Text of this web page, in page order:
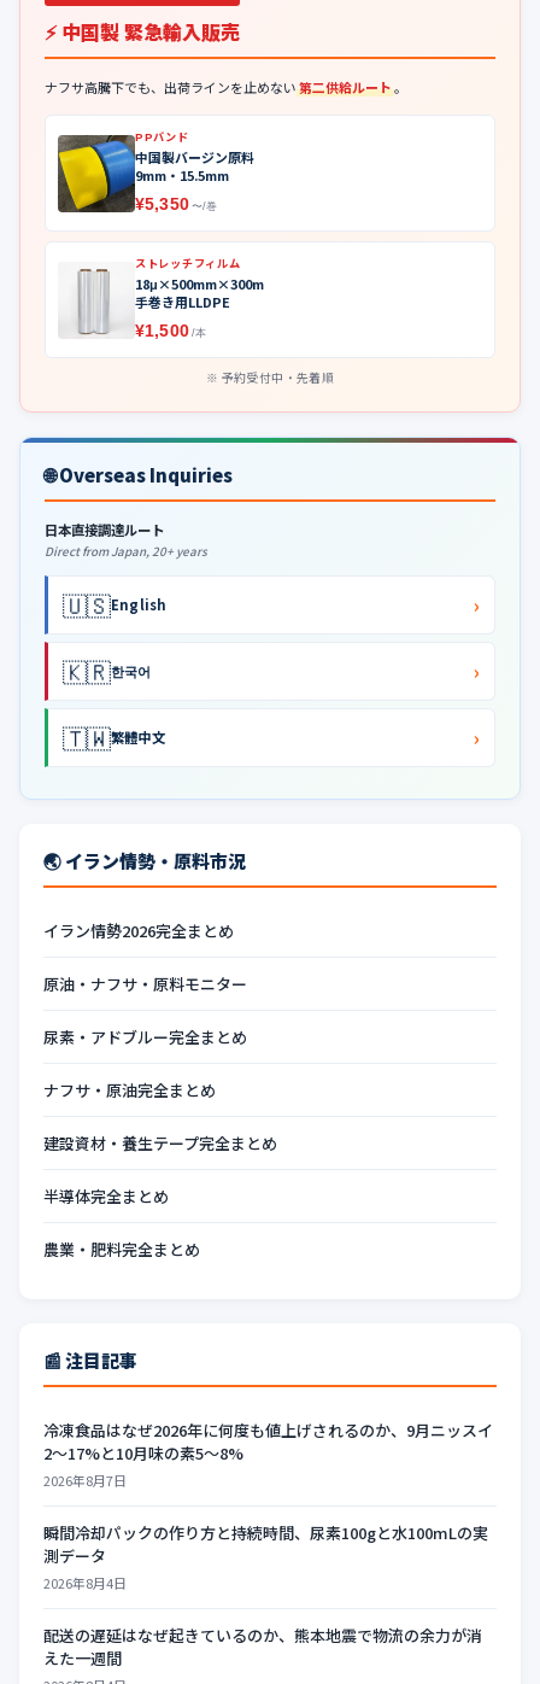
⚡ 中国製 緊急輸入販売
ナフサ高騰下でも、出荷ラインを止めない第二供給ルート。
PPバンド
中国製バージン原料
9mm・15.5mm
¥5,350 〜/巻
ストレッチフィルム
18μ×500mm×300m
手巻き用LLDPE
¥1,500 /本
予約受付中・先着順
🌐 Overseas Inquiries
日本直接調達ルート
Direct from Japan, 20+ years
🇺🇸English ›
🇰🇷한국어 ›
🇹🇼繁體中文 ›
🌏 イラン情勢・原料市況
イラン情勢2026完全まとめ
原油・ナフサ・原料モニター
尿素・アドブルー完全まとめ
ナフサ・原油完全まとめ
建設資材・養生テープ完全まとめ
半導体完全まとめ
農業・肥料完全まとめ
📰 注目記事
冷凍食品はなぜ2026年に何度も値上げされるのか、9月ニッスイ
2〜17%と10月味の素5〜8%
2026年8月7日
瞬間冷却パックの作り方と持続時間、尿素100gと水100mLの実
測データ
2026年8月4日
配送の遅延はなぜ起きているのか、熊本地震で物流の余力が消
えた一週間